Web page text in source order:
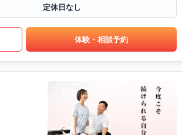
定休日なし
体験・相談予約